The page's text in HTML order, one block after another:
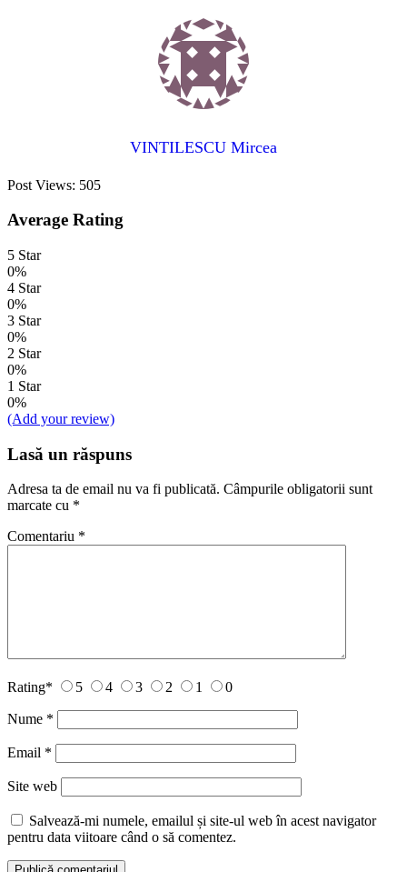
VINTILESCU Mircea
Post Views: 505
Average Rating
5 Star
0%
4 Star
0%
3 Star
0%
2 Star
0%
1 Star
0%
(Add your review)
Lasă un răspuns
Adresa ta de email nu va fi publicată. Câmpurile obligatorii sunt
marcate cu *
Comentariu *
Rating* 5 4 3 2 1 0
Nume *
Email *
Site web
Salvează-mi numele, emailul și site-ul web în acest navigator
pentru data viitoare când o să comentez.